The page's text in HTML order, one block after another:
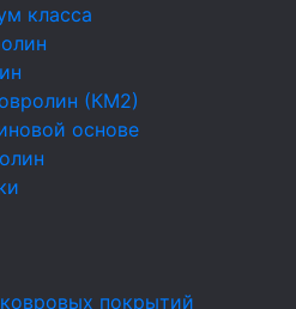
класса
(КМ2)
основе
покрытий